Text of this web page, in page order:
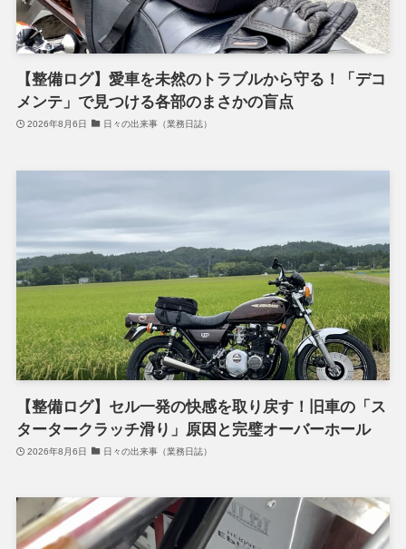
【整備ログ】愛車を未然のトラブルから守る！「デコ
メンテ」で見つける各部のまさかの盲点
2026年8月6日 日々の出来事（業務日誌）
【整備ログ】セル一発の快感を取り戻す！旧車の「ス
タータークラッチ滑り」原因と完璧オーバーホール
2026年8月6日 日々の出来事（業務日誌）